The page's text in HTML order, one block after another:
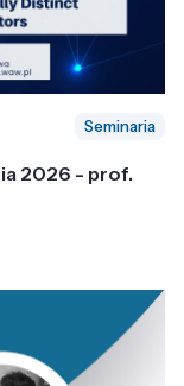
Seminaria
2026 - prof.